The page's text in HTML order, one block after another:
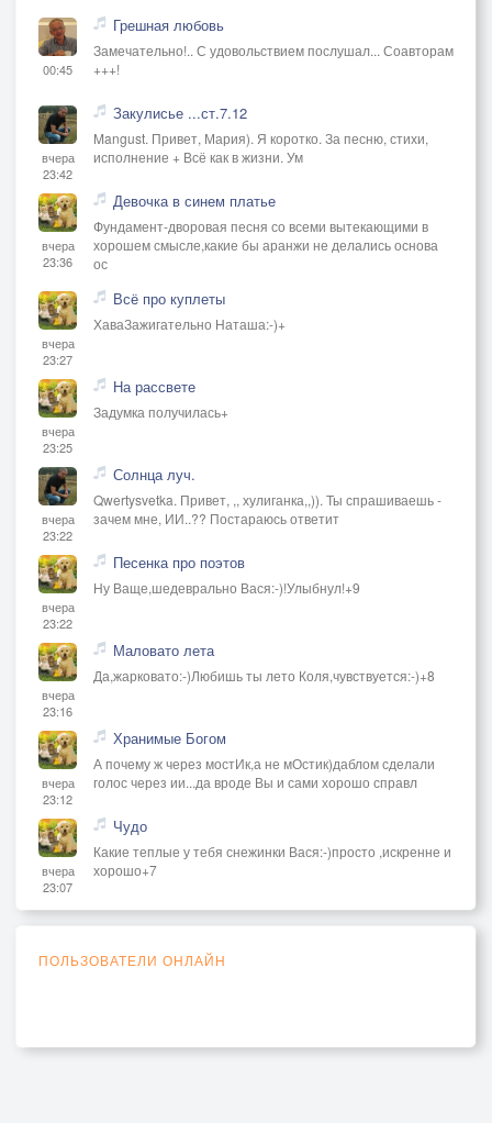
00:45
Грешная любовь
Замечательно!.. С удовольствием послушал... Соавторам
+++!
вчера
23:42
Закулисье ...ст.7.12
Mangust. Привет, Мария). Я коротко. За песню, стихи,
исполнение + Всё как в жизни. Ум
вчера
23:36
Девочка в синем платье
Фундамент-дворовая песня со всеми вытекающими в
хорошем смысле,какие бы аранжи не делались основа
ос
вчера
23:27
Всё про куплеты
ХаваЗажигательно Наташа:-)+
вчера
23:25
На рассвете
Задумка получилась+
вчера
23:22
Солнца луч.
Qwertysvetka. Привет, ,, хулиганка,,)). Ты спрашиваешь -
зачем мне, ИИ..?? Постараюсь ответит
вчера
23:22
Песенка про поэтов
Ну Ваще,шедеврально Вася:-)!Улыбнул!+9
вчера
23:16
Маловато лета
Да,жарковато:-)Любишь ты лето Коля,чувствуется:-)+8
вчера
23:12
Хранимые Богом
А почему ж через мостИк,а не мОстик)даблом сделали
голос через ии...да вроде Вы и сами хорошо справл
вчера
23:07
Чудо
Какие теплые у тебя снежинки Вася:-)просто ,искренне и
хорошо+7
ПОЛЬЗОВАТЕЛИ ОНЛАЙН